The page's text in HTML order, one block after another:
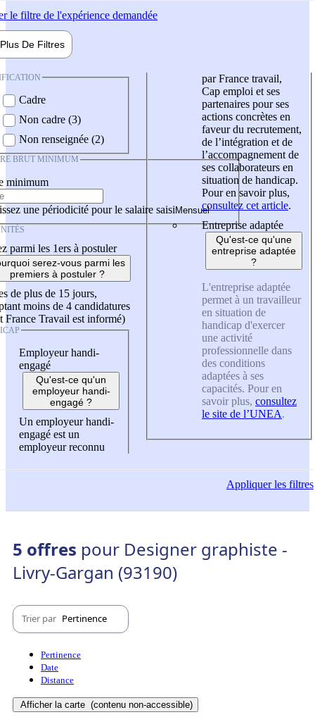
le filtre de l'expérience demandée
Plus De Filtres
Cadre
Non cadre (3)
Non renseignée (2)
BRUT MINIMUM
minimum
une périodicité pour le salaire saisi
parmi les 1ers à postuler
serez-vous parmi les
premiers à postuler ?
de plus de 15 jours,
moins de 4 candidatures
France Travail est informé)
Employeur handi-
engagé
Qu'est-ce qu'un
employeur handi-
engagé ?
Un employeur handi-
engagé est un
employeur reconnu
par France travail,
Cap emploi et ses
partenaires pour ses
actions concrètes en
faveur du recrutement,
de l’intégration et de
l’accompagnement de
ses collaborateurs en
situation de handicap.
Pour en savoir plus,
consultez cet article.
Entreprise adaptée
Qu'est-ce qu'une
entreprise adaptée
?
L'entreprise adaptée
permet à un travailleur
en situation de
handicap d'exercer
une activité
professionnelle dans
des conditions
adaptées à ses
capacités. Pour en
savoir plus, consultez
le site de l’UNEA.
Appliquerles filtres
5 offres pour Designer graphiste -
Livry-Gargan (93190)
Trier par Pertinence
Pertinence
Date
Distance
Afficher la carte (contenu non-accessible)